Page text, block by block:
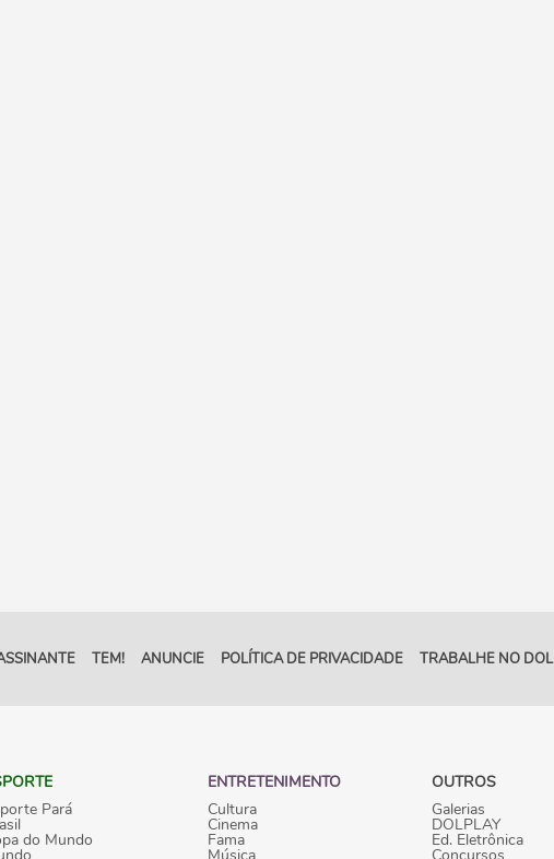
TEM! ANUNCIE POLÍTICA DE PRIVACIDADE TRABALHE NO DOL
Pará
do Mundo
ENTRETENIMENTO
Cultura
Cinema
Fama
Música
OUTROS
Galerias
DOLPLAY
Ed. Eletrônica
Concursos